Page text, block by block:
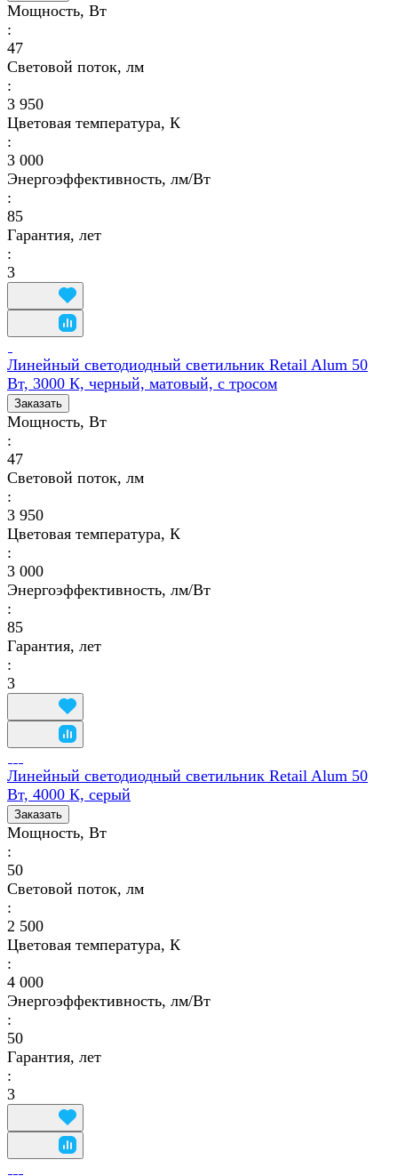
Мощность, Вт
:
47
Световой поток, лм
:
3 950
Цветовая температура, К
:
3 000
Энергоэффективность, лм/Вт
:
85
Гарантия, лет
:
3
Линейный светодиодный светильник Retail Alum 50
Вт, 3000 К, черный, матовый, с тросом
Заказать
Мощность, Вт
:
47
Световой поток, лм
:
3 950
Цветовая температура, К
:
3 000
Энергоэффективность, лм/Вт
:
85
Гарантия, лет
:
3
Линейный светодиодный светильник Retail Alum 50
Вт, 4000 К, серый
Заказать
Мощность, Вт
:
50
Световой поток, лм
:
2 500
Цветовая температура, К
:
4 000
Энергоэффективность, лм/Вт
:
50
Гарантия, лет
:
3